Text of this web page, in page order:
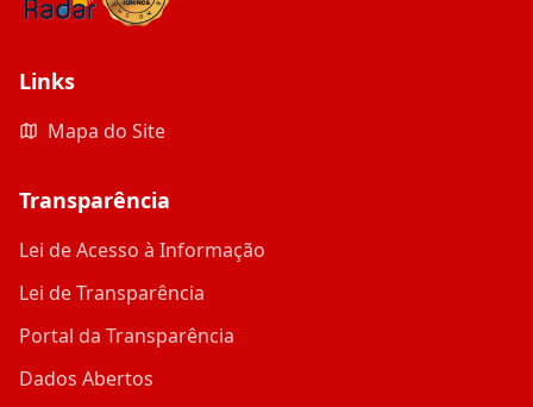
Links
Mapa do Site
Transparência
Lei de Acesso à Informação
Lei de Transparência
Portal da Transparência
Dados Abertos